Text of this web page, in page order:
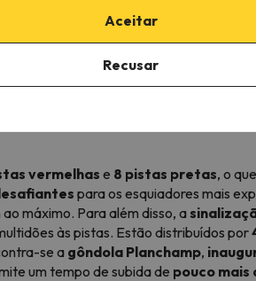
famílias e iniciantes
:Valmorel,Doucy-
lhe esquiar livremente nos seus
.Inaugurado em dezembro
vermelhas e 8 pistas pretas, o
para os esquiadores mais
máximo. Para além disso, a
às pistas. Estão distribuídos por
se a gôndola Planchamp,
um tempo de subida de pouco mais
Aceitar
Recusar